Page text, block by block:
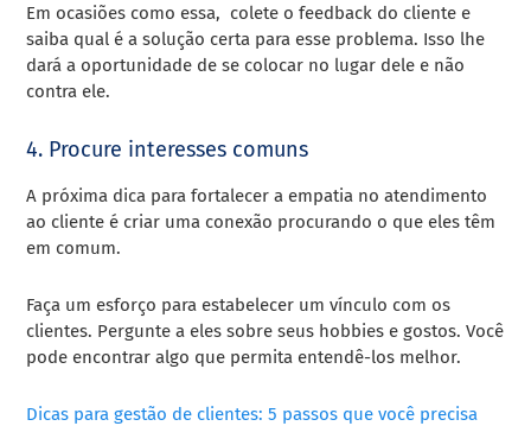
Em ocasiões como essa, colete o feedback do cliente e
saiba qual é a solução certa para esse problema. Isso lhe
dará a oportunidade de se colocar no lugar dele e não
contra ele.
4. Procure interesses comuns
A próxima dica para fortalecer a empatia no atendimento
ao cliente é criar uma conexão procurando o que eles têm
em comum.
Faça um esforço para estabelecer um vínculo com os
clientes. Pergunte a eles sobre seus hobbies e gostos. Você
pode encontrar algo que permita entendê-los melhor.
Dicas para gestão de clientes: 5 passos que você precisa